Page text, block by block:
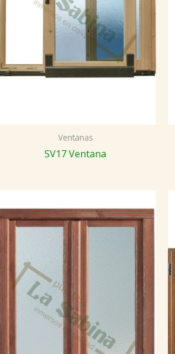
Ventanas
SV17 Ventana